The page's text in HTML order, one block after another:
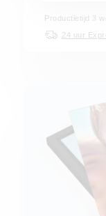
Productietijd 3
24 uur